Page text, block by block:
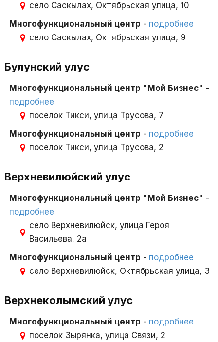
село Саскылах, Октябрьская улица, 10
Многофункциональный центр - подробнее
село Саскылах, Октябрьская улица, 9
Булунский улус
Многофункциональный центр "Мой Бизнес" -
подробнее
поселок Тикси, улица Трусова, 7
Многофункциональный центр - подробнее
поселок Тикси, улица Трусова, 2
Верхневилюйский улус
Многофункциональный центр "Мой Бизнес" -
подробнее
село Верхневилюйск, улица Героя
Васильева, 2а
Многофункциональный центр - подробнее
село Верхневилюйск, Октябрьская улица, 3
Верхнеколымский улус
Многофункциональный центр - подробнее
поселок Зырянка, улица Связи, 2